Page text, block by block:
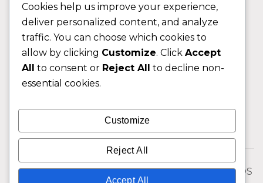
Contactos
Sobre nos
FAQ (Perguntas Frequentes)
CLIENTE
Área do Cliente
Livro de Reclamações
© 2026 Fixngo TODOS OS DIREITOS RESERVADOS
Cookies help us improve your experience,
deliver personalized content, and analyze
traffic. You can choose which cookies to
allow by clicking Customize. Click Accept
All to consent or Reject All to decline non-
essential cookies.
Customize
Reject All
Accept All